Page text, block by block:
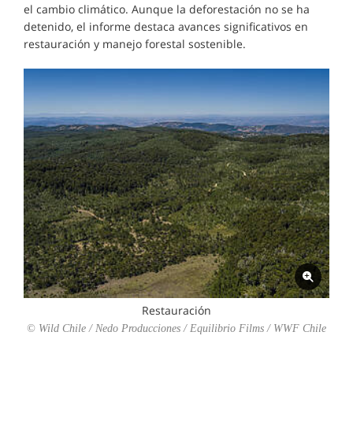
el cambio climático. Aunque la deforestación no se ha
detenido, el informe destaca avances significativos en
restauración y manejo forestal sostenible.
Restauración
© Wild Chile / Nedo Producciones / Equilibrio Films / WWF Chile